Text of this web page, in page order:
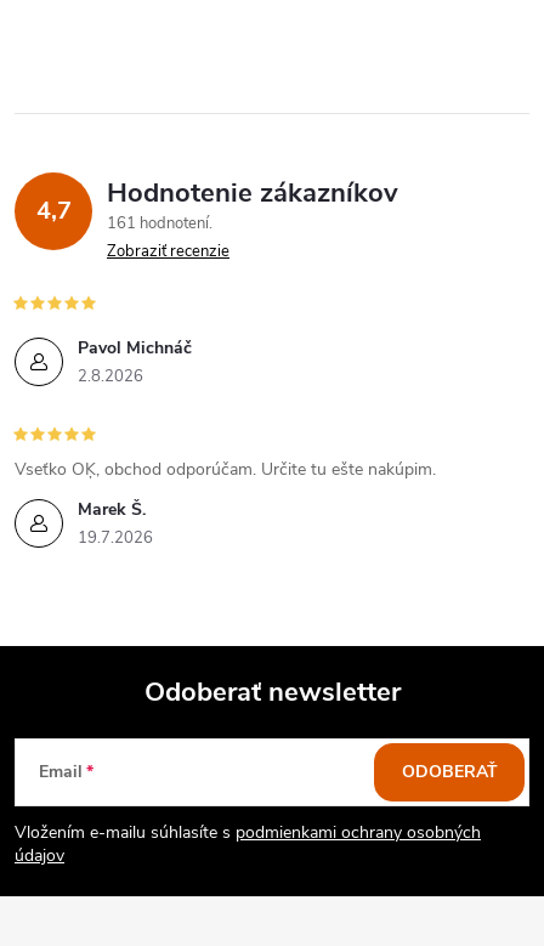
4,7 Hodnotenie zákazníkov
161 hodnotení
Zobraziť recenzie
Pavol Michnáč
2.8.2026
Marek Š.
19.7.2026
Vseťko OĶ, obchod odporúčam. Určite tu ešte nakúpim.
Z
á
p
Odoberať newsletter
Email
Vložením e-mailu súhlasíte s podmienkami ochrany osobných
údajov
ODOBERAŤ